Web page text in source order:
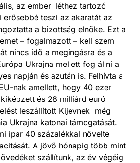
az emberi léthez tartozó
teszi az akaratát az
a bizottság elnöke. Ezt a
– fogalmazott – kell szem
nincs idő a megingásra és a
Ukrajna mellett fog állni a
napján és azután is. Felhívta a
nak amellett, hogy 40 ezer
és 28 milliárd euró
leszállított Kijevnek még
Ukrajna katonai támogatását.
ipar 40 százalékkal növelte
A jövő hónapig több mint
szállítunk, az év végéig